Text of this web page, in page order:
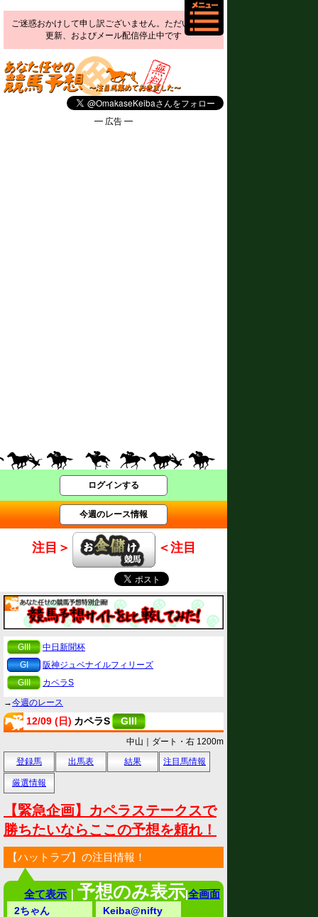
ご迷惑おかけして申し訳ございません。ただいま予想
更新、およびメール配信停止中です
━ 広告 ━
ログインする
今週のレース情報
注目＞ ＜注目
GIII
中日新聞杯
GI
阪神ジュベナイルフィリーズ
GIII
カペラS
→今週のレース
12/09 (日) カペラS GIII
中山｜ダート・右 1200m
登録馬
出馬表 結果 注目馬情報
厳選情報
【緊急企画】カペラステークスで
勝ちたいならここの予想を頼れ！
【ハットラブ】の注目情報！
全て表示 ｜ 予想のみ表示|全画面
2ちゃん
Keiba@nifty